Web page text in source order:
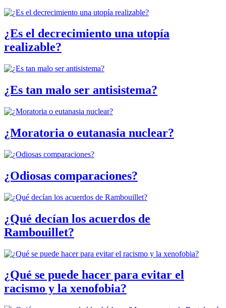
¿Es el decrecimiento una utopía
realizable?
¿Es tan malo ser antisistema?
¿Moratoria o eutanasia nuclear?
¿Odiosas comparaciones?
¿Qué decían los acuerdos de
Rambouillet?
¿Qué se puede hacer para evitar el
racismo y la xenofobia?